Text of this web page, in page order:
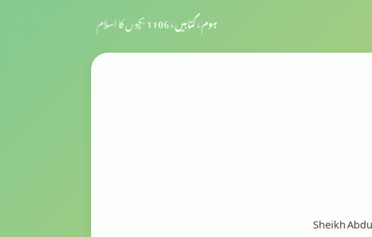
ہوم›کتابیں›1106 بچوں کا اسلام